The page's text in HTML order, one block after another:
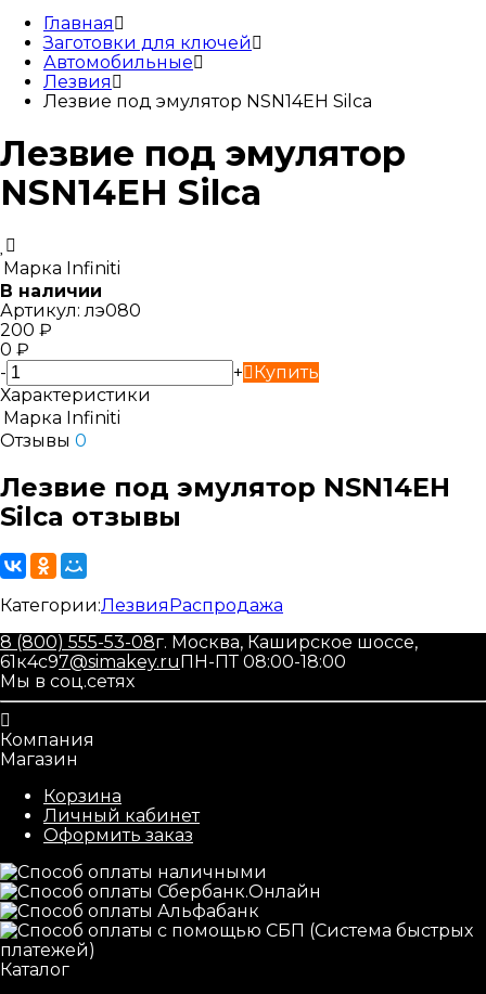
Главная
Заготовки для ключей
Автомобильные
Лезвия
Лезвие под эмулятор NSN14EH Silca
Лезвие под эмулятор
NSN14EH Silca
Марка Infiniti
В наличии
Артикул: лэ080
200 ₽
0 ₽
-
+
Купить
Характеристики
Марка Infiniti
Отзывы 0
Лезвие под эмулятор NSN14EH
Silca отзывы
Категории:ЛезвияРаспродажа
8 (800) 555-53-08г. Москва, Каширское шоссе,
61к4с97@simakey.ruПН-ПТ 08:00-18:00
Мы в соц.сетях
Компания
Магазин
Корзина
Личный кабинет
Оформить заказ
Каталог